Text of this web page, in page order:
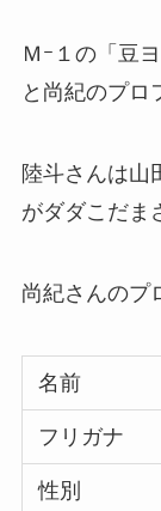
Ｍｰ１の「豆
と尚紀のプロ
陸斗さんは山
がダダこだま
尚紀さんのプ
名前
フリガナ
性別